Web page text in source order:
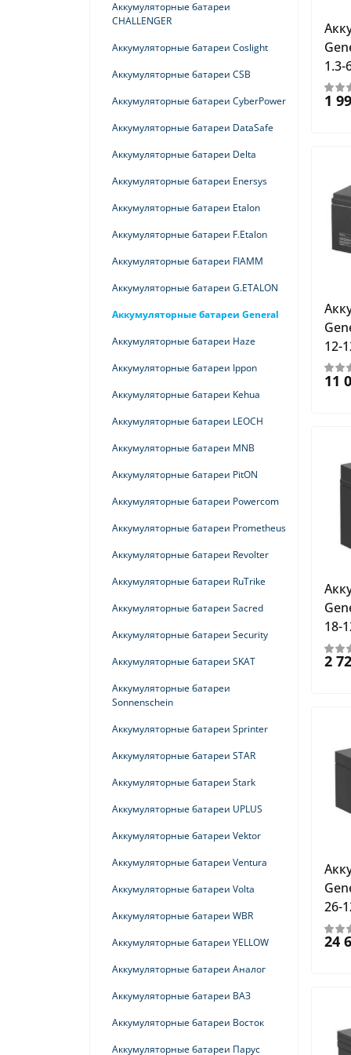
ИБП Dry
ИБП Separate
ИБП SNMP
ИБП Socomec
ИБП Stark Country
ИБП STS
ИБП Systeme Electric (SE) Smart-Save
Стабилизаторы напряжения Штиль
Аккумуляторные батареи
CHALLENGER
Аккумуляторные батареи Coslight
Аккумуляторные батареи CSB
Аккумуляторные батареи CyberPower
Аккумуляторные батареи DataSafe
Аккумуляторные батареи Delta
Аккумуляторные батареи Enersys
Аккумуляторные батареи Etalon
Аккумуляторные батареи F.Etalon
Аккумуляторные батареи FIAMM
Аккумуляторные батареи G.ETALON
Аккумуляторные батареи General
Аккумуляторные батареи Haze
Аккумуляторные батареи Ippon
Аккумуляторные батареи Kehua
Аккумуляторные батареи LEOCH
Аккумуляторные батареи MNB
Аккумуляторные батареи PitON
Аккумуляторные батареи Powercom
Аккумуляторные батареи Prometheus
Аккумуляторные батареи Revolter
Аккумуляторные батареи RuTrike
Аккумуляторные батареи Sacred
Аккумуляторные батареи Security
Аккумуляторные батареи SKAT
Аккумуляторные батареи
Sonnenschein
Аккумуляторные батареи Sprinter
Аккумуляторные батареи STAR
Аккумуляторные батареи Stark
Аккумуляторные батареи UPLUS
Аккумуляторные батареи Vektor
Аккумуляторные батареи Ventura
Аккумуляторные батареи Volta
Аккумуляторные батареи WBR
Аккумуляторные батареи YELLOW
Аккумуляторные батареи Аналог
Аккумуляторные батареи ВАЗ
Аккумуляторные батареи Восток
Аккумуляторные батареи Парус
1.3-
1
12-
11
18-
2
26-
24